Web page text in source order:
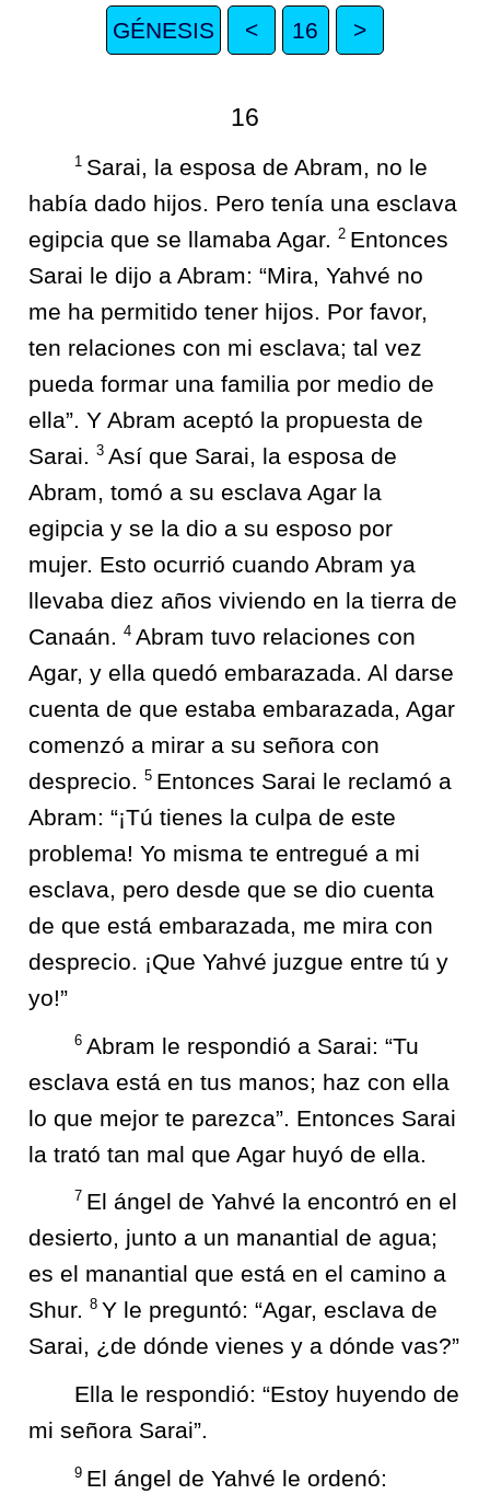
GÉNESIS < 16 >
16
1 Sarai, la esposa de Abram, no le
había dado hijos. Pero tenía una esclava
egipcia que se llamaba Agar. 2 Entonces
Sarai le dijo a Abram: “Mira, Yahvé no
me ha permitido tener hijos. Por favor,
ten relaciones con mi esclava; tal vez
pueda formar una familia por medio de
ella”. Y Abram aceptó la propuesta de
Sarai. 3 Así que Sarai, la esposa de
Abram, tomó a su esclava Agar la
egipcia y se la dio a su esposo por
mujer. Esto ocurrió cuando Abram ya
llevaba diez años viviendo en la tierra de
Canaán. 4 Abram tuvo relaciones con
Agar, y ella quedó embarazada. Al darse
cuenta de que estaba embarazada, Agar
comenzó a mirar a su señora con
desprecio. 5 Entonces Sarai le reclamó a
Abram: “¡Tú tienes la culpa de este
problema! Yo misma te entregué a mi
esclava, pero desde que se dio cuenta
de que está embarazada, me mira con
desprecio. ¡Que Yahvé juzgue entre tú y
yo!”
6 Abram le respondió a Sarai: “Tu
esclava está en tus manos; haz con ella
lo que mejor te parezca”. Entonces Sarai
la trató tan mal que Agar huyó de ella.
7 El ángel de Yahvé la encontró en el
desierto, junto a un manantial de agua;
es el manantial que está en el camino a
Shur. 8 Y le preguntó: “Agar, esclava de
Sarai, ¿de dónde vienes y a dónde vas?”
Ella le respondió: “Estoy huyendo de
mi señora Sarai”.
9 El ángel de Yahvé le ordenó: